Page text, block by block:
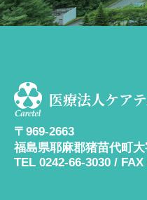
医療法人ケア
〒969-2663
福島県耶麻郡猪苗代町
TEL 0242-66-3030 / FAX